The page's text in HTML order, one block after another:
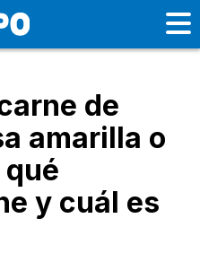
de
amarilla o
y cuál es